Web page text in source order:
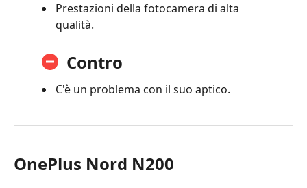
Prestazioni della fotocamera di alta
qualità.
Contro
C'è un problema con il suo aptico.
OnePlus Nord N200